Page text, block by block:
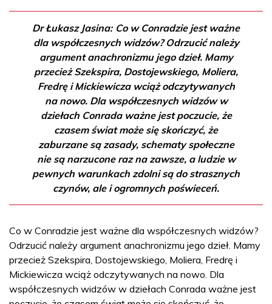
Dr Łukasz Jasina: Co w Conradzie jest ważne
dla współczesnych widzów? Odrzucić należy
argument anachronizmu jego dzieł. Mamy
przecież Szekspira, Dostojewskiego, Moliera,
Fredrę i Mickiewicza wciąż odczytywanych
na nowo. Dla współczesnych widzów w
dziełach Conrada ważne jest poczucie, że
czasem świat może się skończyć, że
zaburzane są zasady, schematy społeczne
nie są narzucone raz na zawsze, a ludzie w
pewnych warunkach zdolni są do strasznych
czynów, ale i ogromnych poświeceń.
Co w Conradzie jest ważne dla współczesnych widzów?
Odrzucić należy argument anachronizmu jego dzieł. Mamy
przecież Szekspira, Dostojewskiego, Moliera, Fredrę i
Mickiewicza wciąż odczytywanych na nowo. Dla
współczesnych widzów w dziełach Conrada ważne jest